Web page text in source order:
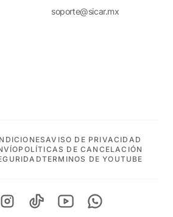
soporte@sicar.mx
AVISO DE PRIVACIDAD
POLÍTICAS DE CANCELACIÓN
TERMINOS DE YOUTUBE